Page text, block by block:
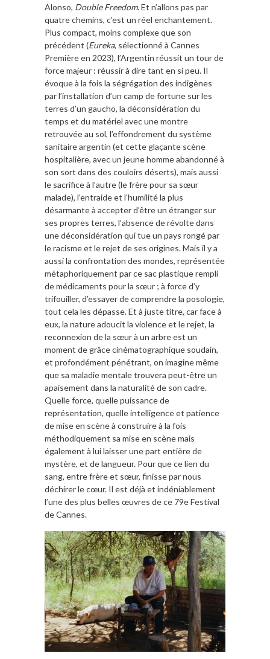
Alonso, Double Freedom. Et n’allons pas par
quatre chemins, c’est un réel enchantement.
Plus compact, moins complexe que son
précédent (Eureka, sélectionné à Cannes
Première en 2023), l’Argentin réussit un tour de
force majeur : réussir à dire tant en si peu. Il
évoque à la fois la ségrégation des indigènes
par l’installation d’un camp de fortune sur les
terres d’un gaucho, la déconsidération du
temps et du matériel avec une montre
retrouvée au sol, l’effondrement du système
sanitaire argentin (et cette glaçante scène
hospitalière, avec un jeune homme abandonné à
son sort dans des couloirs déserts), mais aussi
le sacrifice à l’autre (le frère pour sa sœur
malade), l’entraide et l’humilité la plus
désarmante à accepter d’être un étranger sur
ses propres terres, l’absence de révolte dans
une déconsidération qui tue un pays rongé par
le racisme et le rejet de ses origines. Mais il y a
aussi la confrontation des mondes, représentée
métaphoriquement par ce sac plastique rempli
de médicaments pour la sœur ; à force d’y
trifouiller, d’essayer de comprendre la posologie,
tout cela les dépasse. Et à juste titre, car face à
eux, la nature adoucit la violence et le rejet, la
reconnexion de la sœur à un arbre est un
moment de grâce cinématographique soudain,
et profondément pénétrant, on imagine même
que sa maladie mentale trouvera peut-être un
apaisement dans la naturalité de son cadre.
Quelle force, quelle puissance de
représentation, quelle intelligence et patience
de mise en scène à construire à la fois
méthodiquement sa mise en scène mais
également à lui laisser une part entière de
mystère, et de langueur. Pour que ce lien du
sang, entre frère et sœur, finisse par nous
déchirer le cœur. Il est déjà et indéniablement
l’une des plus belles œuvres de ce 79e Festival
de Cannes.